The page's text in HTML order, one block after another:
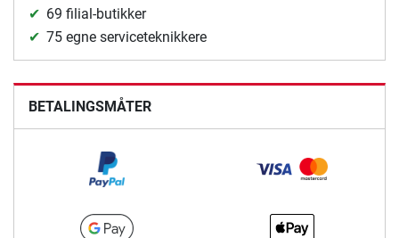
69 filial-butikker
75 egne serviceteknikkere
BETALINGSMÅTER